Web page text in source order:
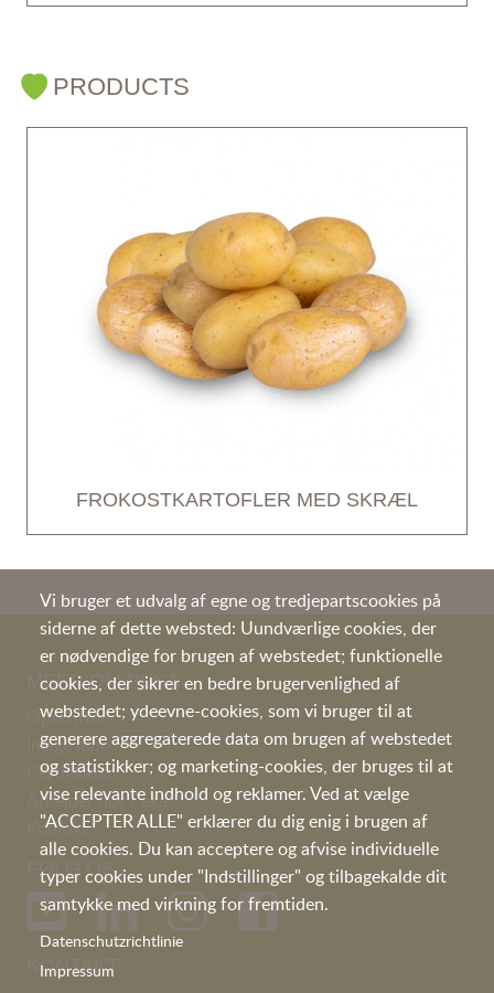
PRODUCTS
FROKOSTKARTOFLER MED SKRÆL
Vi bruger et udvalg af egne og tredjepartscookies på
siderne af dette websted: Uundværlige cookies, der
er nødvendige for brugen af webstedet; funktionelle
cookies, der sikrer en bedre brugervenlighed af
webstedet; ydeevne-cookies, som vi bruger til at
generere aggregaterede data om brugen af webstedet
og statistikker; og marketing-cookies, der bruges til at
vise relevante indhold og reklamer. Ved at vælge
"ACCEPTER ALLE" erklærer du dig enig i brugen af
alle cookies. Du kan acceptere og afvise individuelle
typer cookies under "Indstillinger" og tilbagekalde dit
samtykke med virkning for fremtiden.
Datenschutzrichtlinie
Impressum
MEER OM PEKA
Opskrifter
mage film
Certifikater
Arbejder hos Peka
Kontakt
FØLG OS
KONTAKT